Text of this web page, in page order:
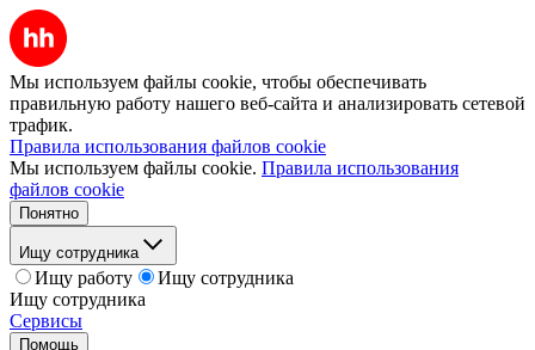
Мы используем файлы cookie, чтобы обеспечивать
правильную работу нашего веб-сайта и анализировать сетевой
трафик.
Правила использования файлов cookie
Мы используем файлы cookie. Правила использования
файлов cookie
Понятно
Ищу сотрудника
Ищу работу
Ищу сотрудника
Ищу сотрудника
Сервисы
Помощь